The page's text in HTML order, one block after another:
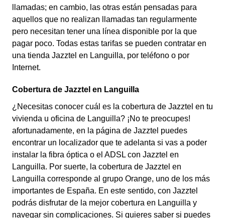
llamadas; en cambio, las otras están pensadas para
aquellos que no realizan llamadas tan regularmente
pero necesitan tener una línea disponible por la que
pagar poco. Todas estas tarifas se pueden contratar en
una tienda Jazztel en Languilla, por teléfono o por
Internet.
Cobertura de Jazztel en Languilla
¿Necesitas conocer cuál es la cobertura de Jazztel en tu
vivienda u oficina de Languilla? ¡No te preocupes!
afortunadamente, en la página de Jazztel puedes
encontrar un localizador que te adelanta si vas a poder
instalar la fibra óptica o el ADSL con Jazztel en
Languilla. Por suerte, la cobertura de Jazztel en
Languilla corresponde al grupo Orange, uno de los más
importantes de España. En este sentido, con Jazztel
podrás disfrutar de la mejor cobertura en Languilla y
navegar sin complicaciones. Si quieres saber si puedes